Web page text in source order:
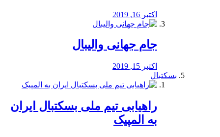
اکتبر 16, 2019
جام جهانی والیبال
اکتبر 15, 2019
بسکتبال
راهیابی تیم ملی بسکتبال ایران
به المپیک